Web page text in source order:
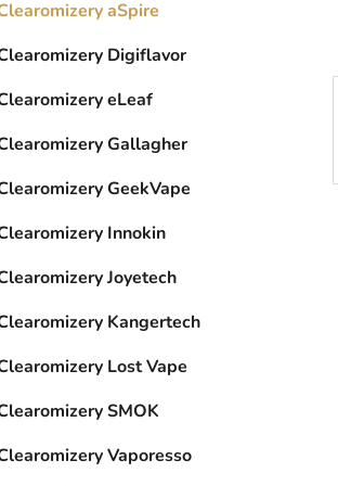
aSpire
Digiflavor
eLeaf
Gallagher
GeekVape
Innokin
Joyetech
Kangertech
Lost Vape
SMOK
Vaporesso